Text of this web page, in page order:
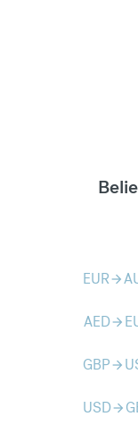
EURarrow_forward
AEDarrow_forward
GBParrow_forward
USDarrow_forward